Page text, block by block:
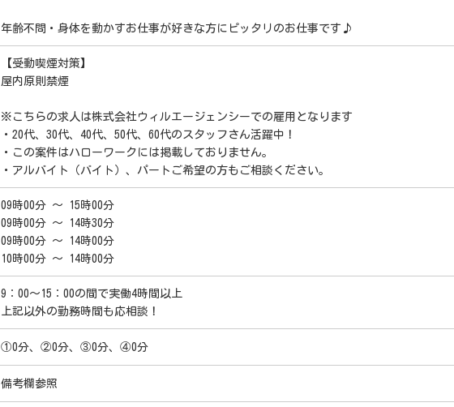
年齢不問・身体を動かすお仕事が好きな方にピッタリのお仕事です♪
【受動喫煙対策】
屋内原則禁煙
※こちらの求人は株式会社ウィルエージェンシーでの雇用となります
・20代、30代、40代、50代、60代のスタッフさん活躍中！
・この案件はハローワークには掲載しておりません。
・アルバイト（バイト）、パートご希望の方もご相談ください。
09時00分 ～ 15時00分
09時00分 ～ 14時30分
09時00分 ～ 14時00分
10時00分 ～ 14時00分
9：00～15：00の間で実働4時間以上
上記以外の勤務時間も応相談！
①0分、②0分、③0分、④0分
備考欄参照